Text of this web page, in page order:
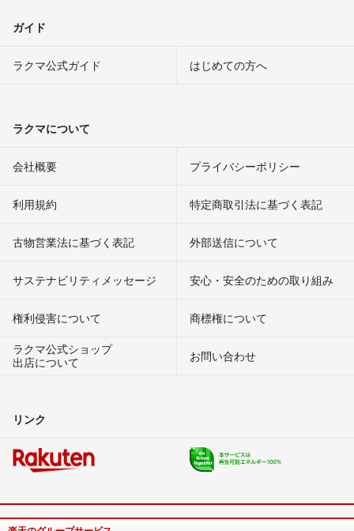
ガイド
ラクマ公式ガイド はじめての方へ
ラクマについて
会社概要 プライバシーポリシー
利用規約 特定商取引法に基づく表記
古物営業法に基づく表記 外部送信について
サステナビリティメッセージ 安心・安全のための取り組み
権利侵害について
商標権について
ラクマ公式ショップ
出店について
お問い合わせ
リンク